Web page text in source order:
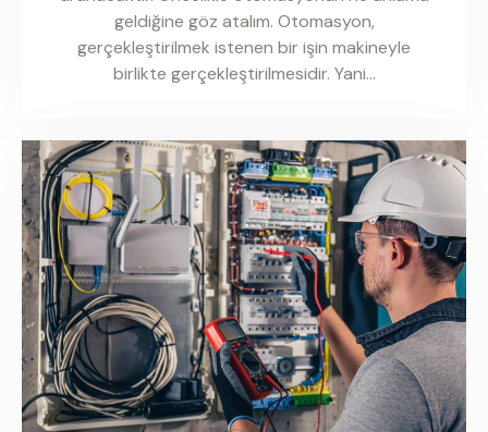
geldiğine göz atalım. Otomasyon,
gerçekleştirilmek istenen bir işin makineyle
birlikte gerçekleştirilmesidir. Yani…